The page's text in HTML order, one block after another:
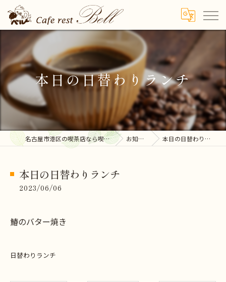
本日の日替わりランチ
名古屋市港区の喫茶店なら喫茶ベル お知らせ 本日の日替わりランチ
本日の日替わりランチ
2023/06/06
鰆のバター焼き
日替わりランチ